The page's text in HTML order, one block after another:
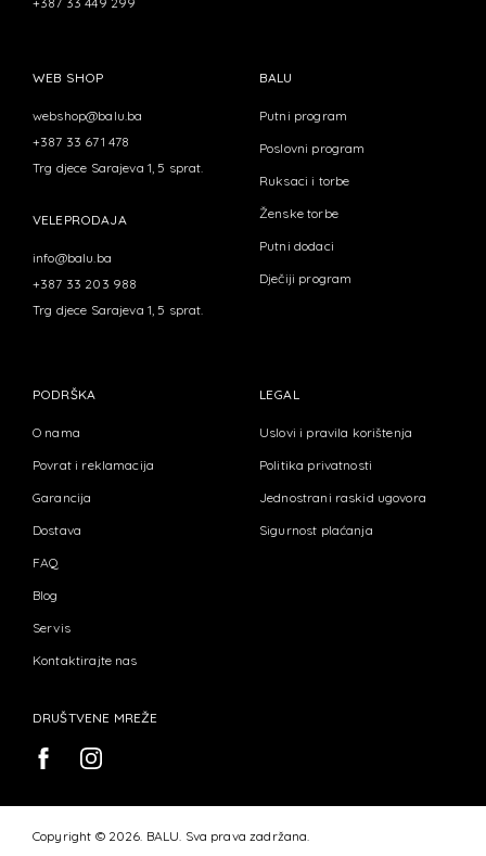
WEB SHOP
webshop@balu.ba
+387 33 671 478
Trg djece Sarajeva 1, 5 sprat.
VELEPRODAJA
info@balu.ba
+387 33 203 988
Trg djece Sarajeva 1, 5 sprat.
BALU
Putni program
Poslovni program
Ruksaci i torbe
Ženske torbe
Putni dodaci
Dječiji program
PODRŠKA
O nama
Povrat i reklamacija
Garancija
Dostava
FAQ
Blog
Servis
Kontaktirajte nas
LEGAL
Uslovi i pravila korištenja
Politika privatnosti
Jednostrani raskid ugovora
Sigurnost plaćanja
DRUŠTVENE MREŽE
Copyright © 2026. BALU. Sva prava zadržana.